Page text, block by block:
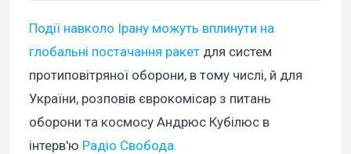
Події навколо Ірану можуть вплинути на
глобальні постачання ракет для систем
протиповітряної оборони, в тому числі, й для
України, розповів єврокомісар з питань
оборони та космосу Андрюс Кубілюс в
інтерв'ю Радіо Свобода.